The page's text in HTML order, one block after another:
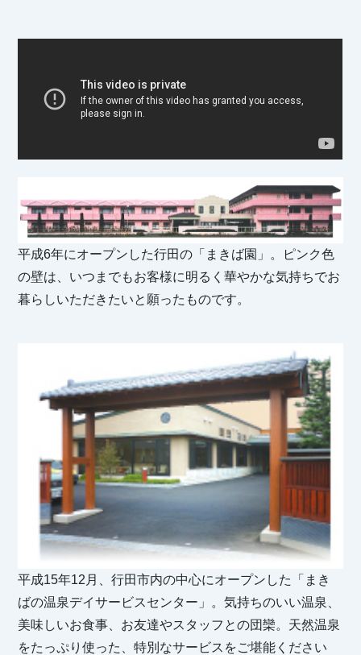
平成6年にオープンした行田の「まきば園」。ピンク色
の壁は、いつまでもお客様に明るく華やかな気持ちでお
暮らしいただきたいと願ったものです。
平成15年12月、行田市内の中心にオープンした「まき
ばの温泉デイサービスセンター」。気持ちのいい温泉、
美味しいお食事、お友達やスタッフとの団欒。天然温泉
をたっぷり使った、特別なサービスをご堪能ください